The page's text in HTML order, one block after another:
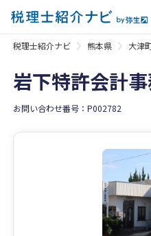
税理士紹介ナビ 熊本県 大津
岩下特許会計
お問い合わせ番号：P002782